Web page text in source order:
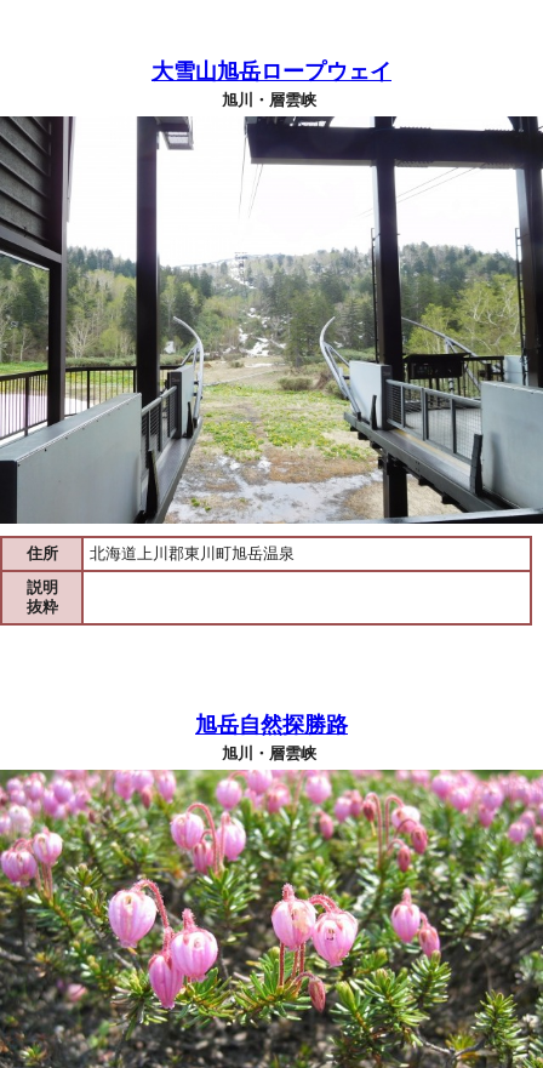
大雪山旭岳ロープウェイ
旭川・層雲峡
住所
北海道上川郡東川町旭岳温泉
説明
抜粋
旭岳自然探勝路
旭川・層雲峡